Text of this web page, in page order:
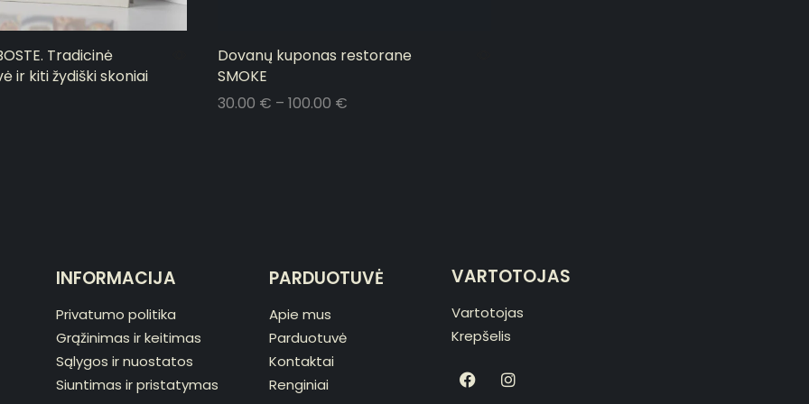
Tradicinė
ir kiti žydiški skoniai
Dovanų kuponas restorane
SMOKE
30.00 € – 100.00 €
INFORMACIJA
Privatumo politika
Grąžinimas ir keitimas
Sąlygos ir nuostatos
Siuntimas ir pristatymas
PARDUOTUVĖ
Apie mus
Parduotuvė
Kontaktai
Renginiai
VARTOTOJAS
Vartotojas
Krepšelis